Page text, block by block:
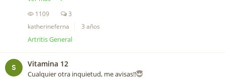
1109
3
katherineferna
3 años
Artritis General
S Vitamina 12
Cualquier otra inquietud, me avisas!!😇